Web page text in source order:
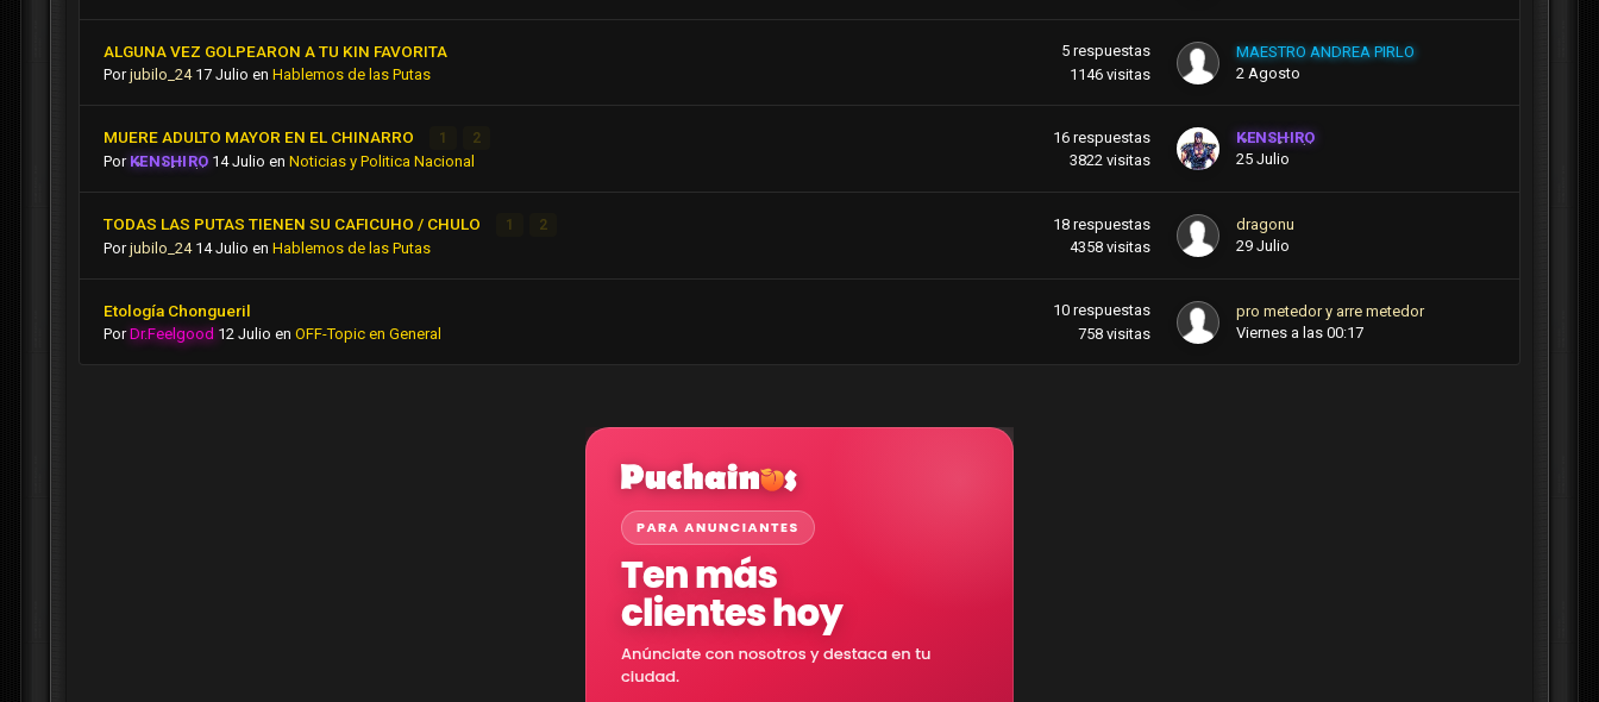
ALGUNA VEZ GOLPEARON A TU KIN FAVORITA
Porjubilo_24 17 Julio en Hablemos de las Putas
5 respuestas
1146 visitas
MAESTRO ANDREA PIRLO
2 Agosto
MUERE ADULTO MAYOR EN EL CHINARRO 1 2
Por KENSHIRO 14 Julio enNoticias y Politica Nacional
16 respuestas
3822 visitas
KENSHIRO
25 Julio
TODAS LAS PUTAS TIENEN SU CAFICUHO / CHULO 1 2
Porjubilo_24 14 Julio en Hablemos de las Putas
18 respuestas
4358 visitas
dragonu
29 Julio
Etología Chongueril
PorDr.Feelgood 12 Julio en OFF-Topic en General
10 respuestas
758 visitas
pro metedor y arre metedor
Viernes a las 00:17